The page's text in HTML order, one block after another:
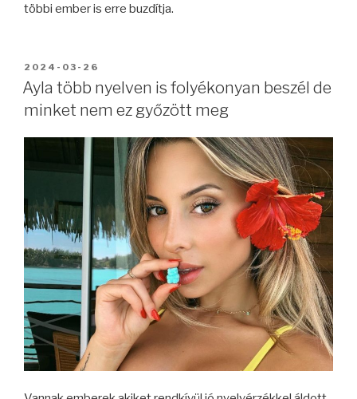
többi ember is erre buzdítja.
BEKÜLDVE:
2024-03-26
Ayla több nyelven is folyékonyan beszél de
minket nem ez győzött meg